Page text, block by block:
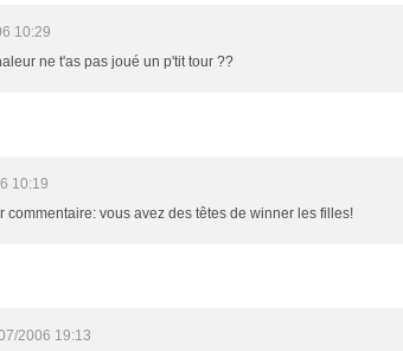
10:29
ne t'as pas joué un p'tit tour ??
10:19
commentaire: vous avez des têtes de winner les filles!
2006 19:13